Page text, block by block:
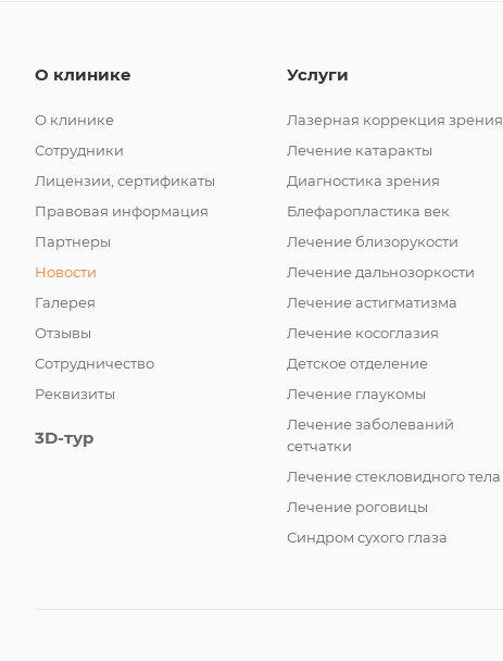
О клинике
О клинике
Сотрудники
Лицензии, сертификаты
Правовая информация
Партнеры
Новости
Галерея
Отзывы
Сотрудничество
Реквизиты
3D-тур
Услуги
Лазерная коррекция зрения
Лечение катаракты
Диагностика зрения
Блефаропластика век
Лечение близорукости
Лечение дальнозоркости
Лечение астигматизма
Лечение косоглазия
Детское отделение
Лечение глаукомы
Лечение заболеваний
сетчатки
Лечение стекловидного тела
Лечение роговицы
Синдром сухого глаза